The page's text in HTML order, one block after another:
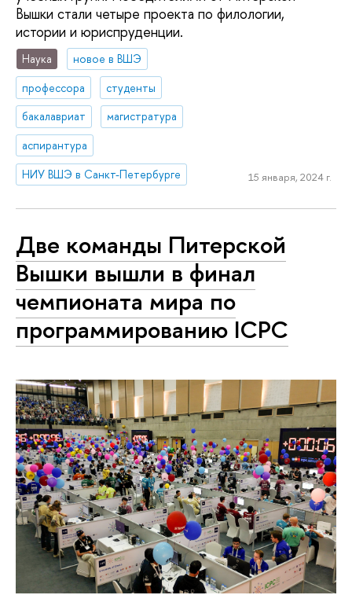
Вышки стали четыре проекта по филологии,
истории и юриспруденции.
Наука
новое в ВШЭ
профессора
студенты
бакалавриат
магистратура
аспирантура
НИУ ВШЭ в Санкт-Петербурге
15 января, 2024 г.
Две команды Питерской
Вышки вышли в финал
чемпионата мира по
программированию ICPC